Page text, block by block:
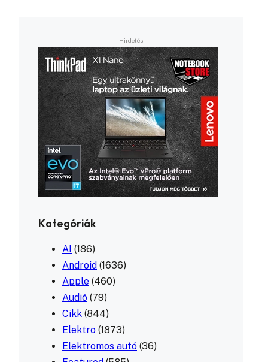
Kategóriák
AI (186)
Android (1636)
Apple (460)
Audió (79)
Cikk (844)
Elektro (1873)
Elektromos autó (36)